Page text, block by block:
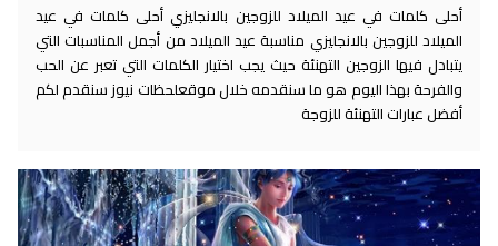
أحلى كلمات في عيد الميلاد للزوجين بالانجليزي أحلى كلمات في عيد
الميلاد للزوجين بالانجليزي مناسبة عيد الميلاد من أجمل المناسبات التي
يتبادل فيها الزوجين التهنئة حيث يجب اختيار الكلمات التي تعبر عن الحب
والفرحة بهذا اليوم هو ما سنقدمه خلال موقعلحظات نيوز سنقدم لكم
أفضل عبارات التهنئة للزوجة